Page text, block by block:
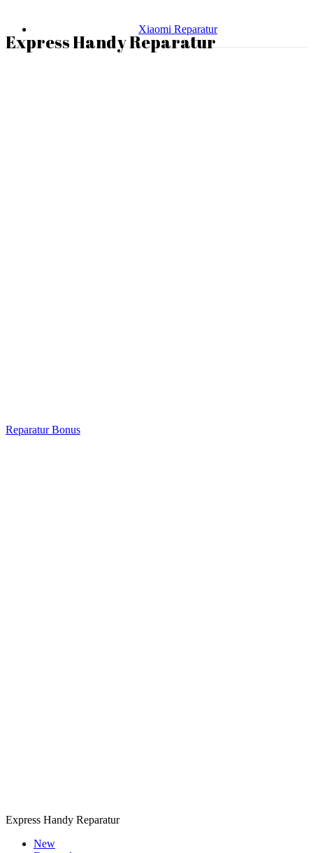
Xiaomi Reparatur
Express Handy Reparatur
Reparatur Bonus
Express Handy Reparatur
New